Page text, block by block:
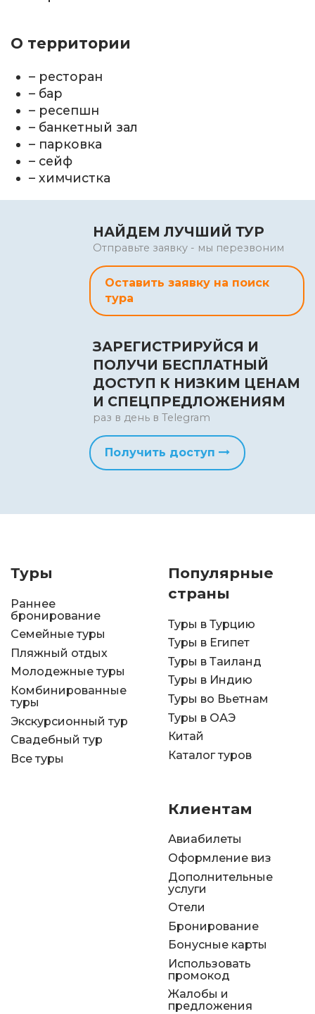
О территории
– ресторан
– бар
– ресепшн
– банкетный зал
– парковка
– сейф
– химчистка
НАЙДЕМ ЛУЧШИЙ ТУР
Отправьте заявку - мы перезвоним
Оставить заявку на поиск
тура
ЗАРЕГИСТРИРУЙСЯ И
ПОЛУЧИ БЕСПЛАТНЫЙ
ДОСТУП К НИЗКИМ ЦЕНАМ
И СПЕЦПРЕДЛОЖЕНИЯМ
раз в день в Telegram
Получить доступ
Туры
Раннее
бронирование
Семейные туры
Пляжный отдых
Молодежные туры
Комбинированные
туры
Экскурсионный тур
Свадебный тур
Все туры
Популярные
страны
Туры в Турцию
Туры в Египет
Туры в Таиланд
Туры в Индию
Туры во Вьетнам
Туры в ОАЭ
Китай
Каталог туров
Клиентам
Авиабилеты
Оформление виз
Дополнительные
услуги
Отели
Бронирование
Бонусные карты
Использовать
промокод
Жалобы и
предложения